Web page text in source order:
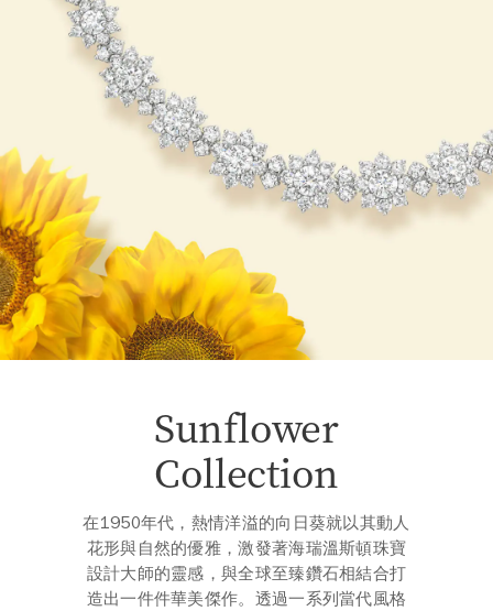
Sunflower
Collection
在1950年代，熱情洋溢的向日葵就以其動人
花形與自然的優雅，激發著海瑞溫斯頓珠寶
設計大師的靈感，與全球至臻鑽石相結合打
造出一件件華美傑作。透過一系列當代風格